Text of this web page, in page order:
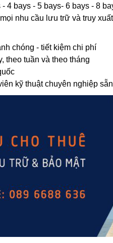
4 bays - 5 bays- 6 bays - 8
nhu cầu lưu trữ và truy
chóng - tiết kiệm chi phí
theo tuần và theo tháng
kỹ thuật chuyên nghiệp